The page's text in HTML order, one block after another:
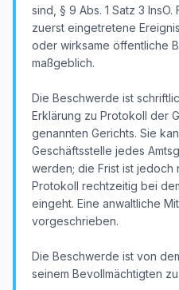
sind, § 9 Abs. 1 Satz 3
zuerst eingetretene
oder wirksame öffentliche
maßgeblich.
Die Beschwerde ist
Erklärung zu Protokoll der
genannten Gerichts. Sie
Geschäftsstelle jedes
werden; die Frist ist jedoch
Protokoll rechtzeitig bei
eingeht. Eine anwaltliche
vorgeschrieben.
Die Beschwerde ist von
seinem Bevollmächtigten